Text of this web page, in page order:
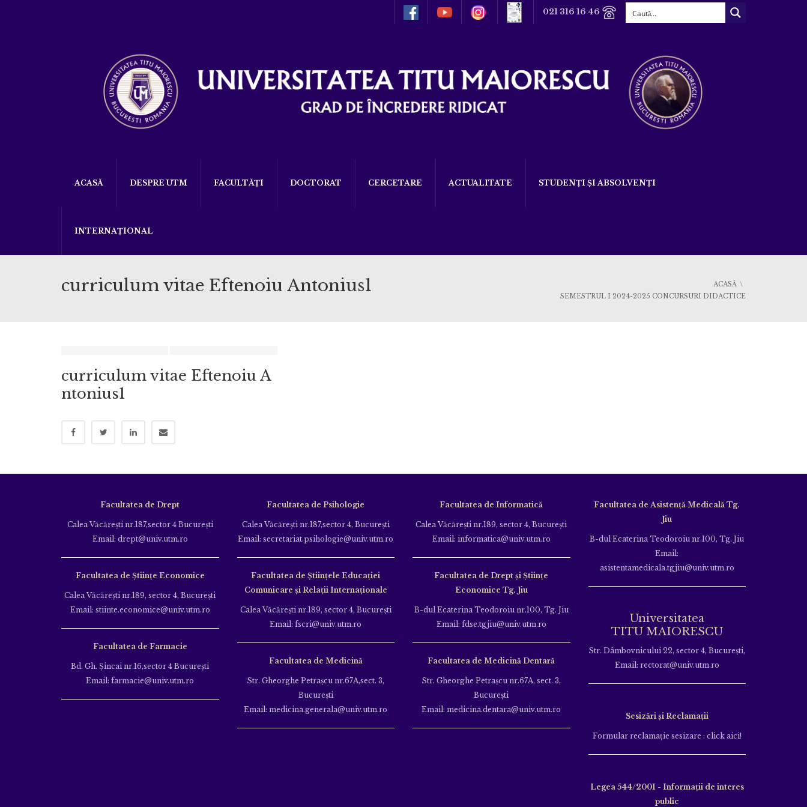
021 316 16 46
ACASĂ DESPRE UTM FACULTĂȚI DOCTORAT CERCETARE ACTUALITATE STUDENȚI ȘI ABSOLVENȚI
INTERNAȚIONAL
curriculum vitae Eftenoiu Antonius1
ACASĂ
SEMESTRUL I 2024-2025 CONCURSURI DIDACTICE
curriculum vitae Eftenoiu A
ntonius1
Facultatea de Drept
Calea Văcăreşti nr.187,sector 4 Bucureşti
Email: drept@univ.utm.ro
Facultatea de Științe Economice
Calea Văcăreşti nr.189, sector 4, Bucureşti
Email: stiinte.economice@univ.utm.ro
Facultatea de Farmacie
Bd. Gh. Şincai nr.16,sector 4 Bucureşti
Email: farmacie@univ.utm.ro
Facultatea de Psihologie
Calea Văcăreşti nr.187,sector 4, Bucureşti
Email: secretariat.psihologie@univ.utm.ro
Facultatea de Ştiinţele Educației
Comunicare și Relații Internaționale
Calea Văcăreşti nr.189, sector 4, Bucureşti
Email: fscri@univ.utm.ro
Facultatea de Medicină
Str. Gheorghe Petraşcu nr.67A,sect. 3,
Bucureşti
Email: medicina.generala@univ.utm.ro
Facultatea de Informatică
Calea Văcăreşti nr.189, sector 4, Bucureşti
Email: informatica@univ.utm.ro
Facultatea de Drept și Științe
Economice Tg. Jiu
B-dul Ecaterina Teodoroiu nr.100, Tg. Jiu
Email: fdse.tgjiu@univ.utm.ro
Facultatea de Medicină Dentară
Str. Gheorghe Petraşcu nr.67A, sect. 3,
Bucureşti
Email: medicina.dentara@univ.utm.ro
Facultatea de Asistență Medicală Tg.
Jiu
B-dul Ecaterina Teodoroiu nr.100, Tg. Jiu
Email:
asistentamedicala.tgjiu@univ.utm.ro
Universitatea
TITU MAIORESCU
Str. Dâmbovnicului 22, sector 4, București,
Email: rectorat@univ.utm.ro
Sesizări și Reclamații
Formular reclamație sesizare : click aici!
Legea 544/2001 - Informații de interes
public